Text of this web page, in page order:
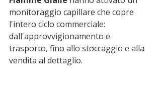
monitoraggio capillare che copre
l'intero ciclo commerciale:
dall'approvvigionamento e
trasporto, fino allo stoccaggio e alla
vendita al dettaglio.